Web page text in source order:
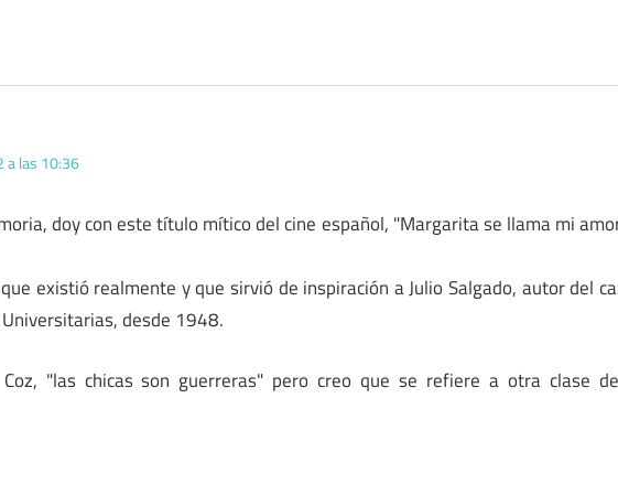
a las 10:36
doy con este título mítico del cine español, "Margarita se llama mi
existió realmente y que sirvió de inspiración a Julio Salgado, autor del
desde 1948.
Coz, "las chicas son guerreras" pero creo que se refiere a otra clase